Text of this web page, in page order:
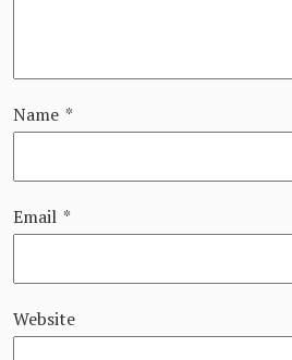
Name *
Email *
Website